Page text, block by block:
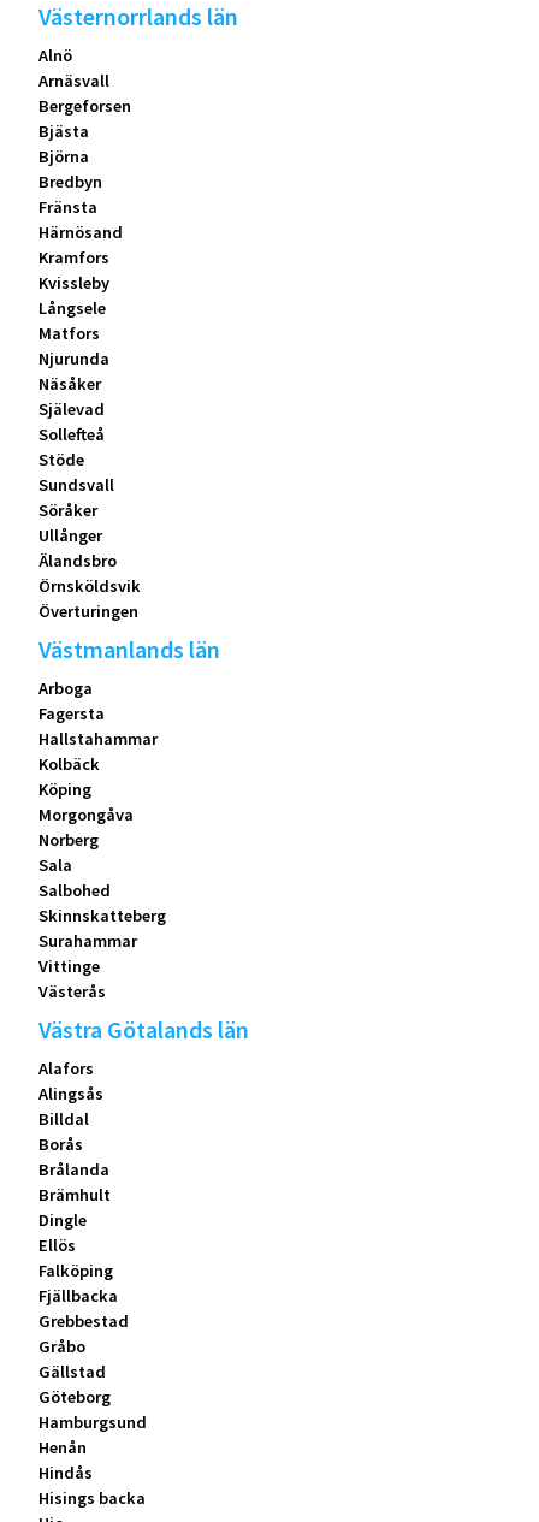
Västernorrlands län
Alnö
Arnäsvall
Bergeforsen
Bjästa
Björna
Bredbyn
Fränsta
Härnösand
Kramfors
Kvissleby
Långsele
Matfors
Njurunda
Näsåker
Själevad
Sollefteå
Stöde
Sundsvall
Söråker
Ullånger
Älandsbro
Örnsköldsvik
Överturingen
Västmanlands län
Arboga
Fagersta
Hallstahammar
Kolbäck
Köping
Morgongåva
Norberg
Sala
Salbohed
Skinnskatteberg
Surahammar
Vittinge
Västerås
Västra Götalands län
Alafors
Alingsås
Billdal
Borås
Brålanda
Brämhult
Dingle
Ellös
Falköping
Fjällbacka
Grebbestad
Gråbo
Gällstad
Göteborg
Hamburgsund
Henån
Hindås
Hisings backa